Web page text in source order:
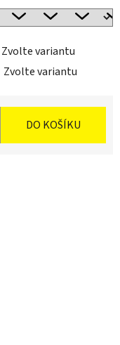
Zvolte variantu
Zvolte variantu
DO KOŠÍKU